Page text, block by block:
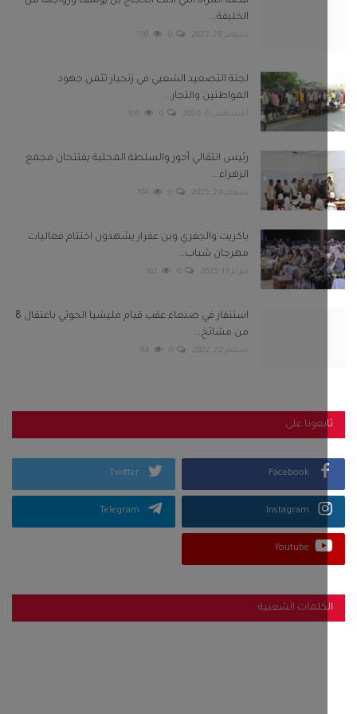
الخليفة...
0
116
لجنة التصعيد الشعبي في زنجبار تثمن جهود
المواطنين والتجار...
أغسطس 6, 2026 0
106
رئيس انتقالي أحور والسلطة المحلية يفتتحان مجمع
الزهراء...
سبتمبر 29, 2025 0
104
باكريت والجفري وبن عفرار يشهدون اختتام فعاليات
مهرجان شباب...
فبراير 13, 2025 0
102
استنفار في صنعاء عقب قيام مليشيا الحوثي باعتقال 8
من مشائخ...
0
94
على
Facebook
Twitter
Instagram
Telegram
Youtube
الشعبية